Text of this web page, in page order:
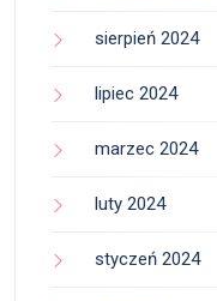
sierpień 2024
lipiec 2024
marzec 2024
luty 2024
styczeń 2024